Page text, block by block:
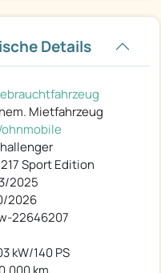
Details
Mietfahrzeug
Sport Edition
2025
2026
22646207
kW/140 PS